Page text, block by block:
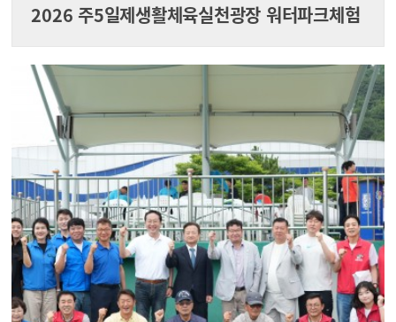
2026 주5일제생활체육실천광장 워터파크체험